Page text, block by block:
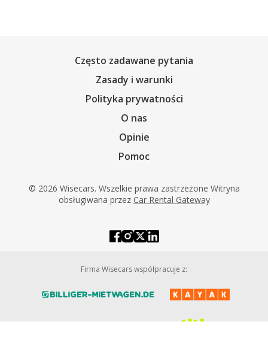
Często zadawane pytania
Zasady i warunki
Polityka prywatności
O nas
Opinie
Pomoc
© 2026 Wisecars. Wszelkie prawa zastrzeżone Witryna
obsługiwana przez Car Rental Gateway
Firma Wisecars współpracuje z: